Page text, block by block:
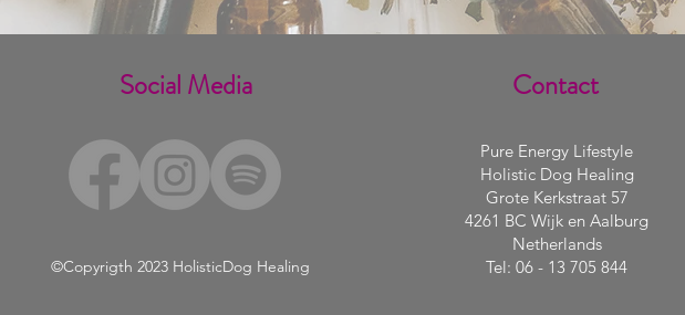
Social Media
©Copyrigth 2023HolisticDog Healing
Contact
Pure Energy Lifestyle
Holistic Dog Healing
Grote Kerkstraat 57
4261 BC Wijk en Aalburg
Netherlands
Tel: 06 - 13 705 844